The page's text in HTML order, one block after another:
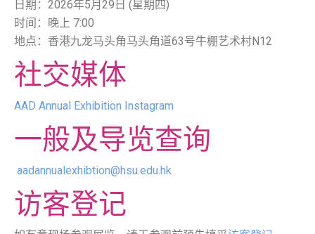
日期：2026年5月29日 (星期四)
时间：晚上 7:00
地点：香港九龙马头角马头角道63号牛棚艺术村N12
社交媒体
AAD Annual Exhibition Instagram
一般及导览查询
aadannualexhibtion@hsu.edu.hk
访客登记